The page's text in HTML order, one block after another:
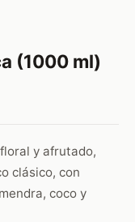
(1000 ml)
y afrutado,
clásico, con
coco y